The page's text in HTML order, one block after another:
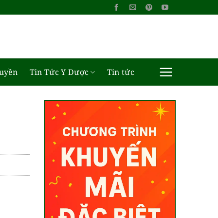
Tin Tức Y Dược Tin tức